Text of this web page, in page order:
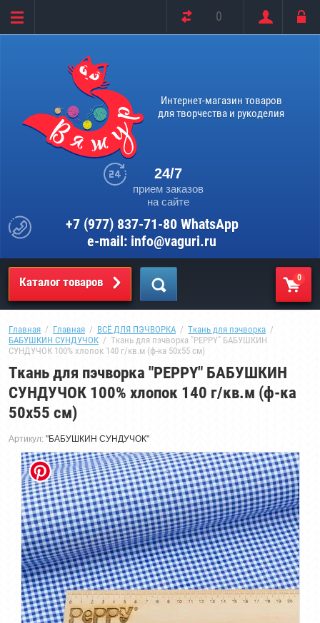
0
Интернет-магазин товаров
для творчества и рукоделия
24/7
прием заказов
на сайте
+7 (977) 837-71-80 WhatsApp
e-mail: info@vaguri.ru
Каталог товаров 0
Главная
  /
Главная
  /
ВСЁ ДЛЯ ПЭЧВОРКА
  /
Ткань для пэчворка
БАБУШКИН СУНДУЧОК
  /  Ткань для пэчворка "PEPPY" БАБУШКИН
СУНДУЧОК 100% хлопок 140 г/кв.м (ф-ка 50x55 см)
Ткань для пэчворка "PEPPY" БАБУШКИН
СУНДУЧОК 100% хлопок 140 г/кв.м (ф-ка
50x55 см)
Артикул: "БАБУШКИН СУНДУЧОК"